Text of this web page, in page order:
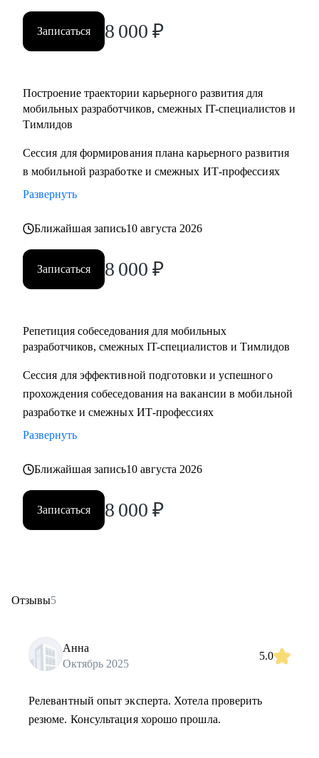
менеджерам
• Тестировщикам, аналитикам, Data-инженерам, backend- и
frontend-разработчикам
Записаться 8 000 ₽
Построение траектории карьерного развития для
мобильных разработчиков, смежных IT-специалистов и
Тимлидов
Сессия для формирования плана карьерного развития
в мобильной разработке и смежных ИТ-профессиях
Развернуть
Ближайшая запись10 августа 2026
Записаться 8 000 ₽
Репетиция собеседования для мобильных
разработчиков, смежных IT-специалистов и Тимлидов
Сессия для эффективной подготовки и успешного
прохождения собеседования на вакансии в мобильной
разработке и смежных ИТ-профессиях
Развернуть
Ближайшая запись10 августа 2026
Записаться 8 000 ₽
Отзывы5
Анна
Октябрь 2025
5.0
Релевантный опыт эксперта. Хотела проверить
резюме. Консультация хорошо прошла.